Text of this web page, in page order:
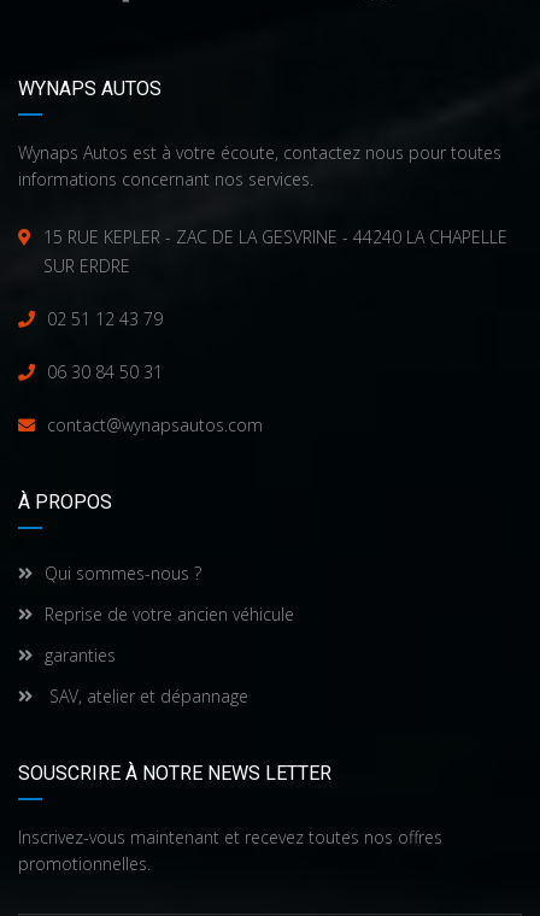
WYNAPS AUTOS
Wynaps Autos est à votre écoute, contactez nous pour toutes
informations concernant nos services.
15 RUE KEPLER - ZAC DE LA GESVRINE - 44240 LA CHAPELLE
SUR ERDRE
02 51 12 43 79
06 30 84 50 31
contact@wynapsautos.com
À PROPOS
Qui sommes-nous ?
Reprise de votre ancien véhicule
garanties
SAV, atelier et dépannage
SOUSCRIRE À NOTRE NEWS LETTER
Inscrivez-vous maintenant et recevez toutes nos offres
promotionnelles.